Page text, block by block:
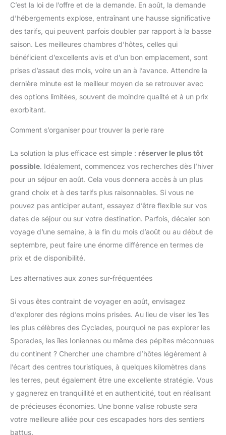
C’est la loi de l’offre et de la demande. En août, la demande
d’hébergements explose, entraînant une hausse significative
des tarifs, qui peuvent parfois doubler par rapport à la basse
saison. Les meilleures chambres d’hôtes, celles qui
bénéficient d’excellents avis et d’un bon emplacement, sont
prises d’assaut des mois, voire un an à l’avance. Attendre la
dernière minute est le meilleur moyen de se retrouver avec
des options limitées, souvent de moindre qualité et à un prix
exorbitant.
Comment s’organiser pour trouver la perle rare
La solution la plus efficace est simple : réserver le plus tôt
possible. Idéalement, commencez vos recherches dès l’hiver
pour un séjour en août. Cela vous donnera accès à un plus
grand choix et à des tarifs plus raisonnables. Si vous ne
pouvez pas anticiper autant, essayez d’être flexible sur vos
dates de séjour ou sur votre destination. Parfois, décaler son
voyage d’une semaine, à la fin du mois d’août ou au début de
septembre, peut faire une énorme différence en termes de
prix et de disponibilité.
Les alternatives aux zones sur-fréquentées
Si vous êtes contraint de voyager en août, envisagez
d’explorer des régions moins prisées. Au lieu de viser les îles
les plus célèbres des Cyclades, pourquoi ne pas explorer les
Sporades, les îles Ioniennes ou même des pépites méconnues
du continent ? Chercher une chambre d’hôtes légèrement à
l’écart des centres touristiques, à quelques kilomètres dans
les terres, peut également être une excellente stratégie. Vous
y gagnerez en tranquillité et en authenticité, tout en réalisant
de précieuses économies. Une bonne valise robuste sera
votre meilleure alliée pour ces escapades hors des sentiers
battus.